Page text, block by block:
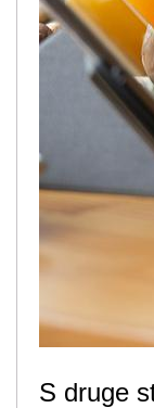
S druge